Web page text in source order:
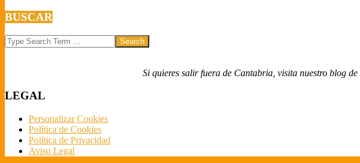
BUSCAR
Search
Si quieres salir fuera de Cantabria, visita nuestro blog de
LEGAL
Personalizar Cookies
Política de Cookies
Política de Privacidad
Aviso Legal